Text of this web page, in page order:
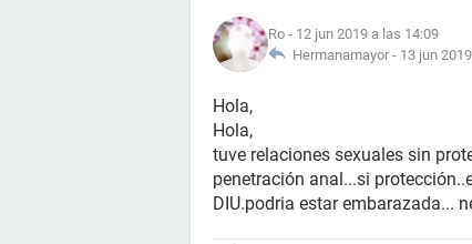
Ro - 12 jun 2019 a las 14:09
Hermanamayor - 13 jun
Hola,
Hola,
tuve relaciones sexuales sin
penetración anal...si
DIU.podria estar embarazada...